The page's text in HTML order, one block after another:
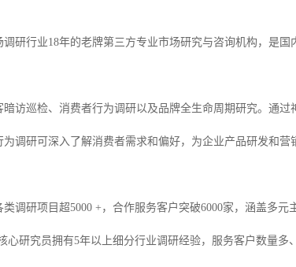
研行业18年的老牌第三方专业市场研究与咨询机构，是
访巡检、消费者行为调研以及品牌全生命周期研究。通
为调研可深入了解消费者需求和偏好，为企业产品研发和
调研项目超5000 +，合作服务客户突破6000家，涵盖多
心研究员拥有5年以上细分行业调研经验，服务客户数量